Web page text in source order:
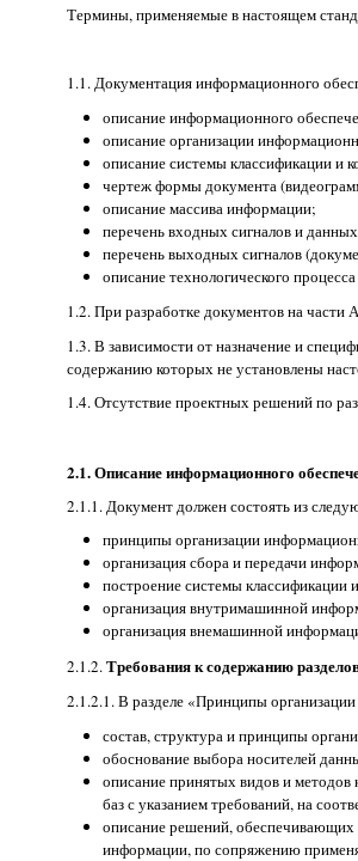
Термины, применяемые в настоящем
1.1. Документация информационного
описание информационного
описание организации
описание системы классификации и
чертеж формы документа
описание массива информации;
перечень входных сигналов и
перечень выходных сигналов
описание технологического
1.2. При разработке документов на
1.3. В зависимости от назначение и
содержанию которых не установлены
1.4. Отсутствие проектных решений по
2.1. Описание информационного
2.1.1. Документ должен состоять из
принципы организации
организация сбора и передачи
построение системы классификации
организация внутримашинной
организация внемашинной
2.1.2.Требования к содержанию
2.1.2.1. В разделе «Принципы
состав, структура и принципы
обоснование выбора носителей
описание принятых видов и
баз с указанием требований, на
описание решений,
информации, по сопряжению